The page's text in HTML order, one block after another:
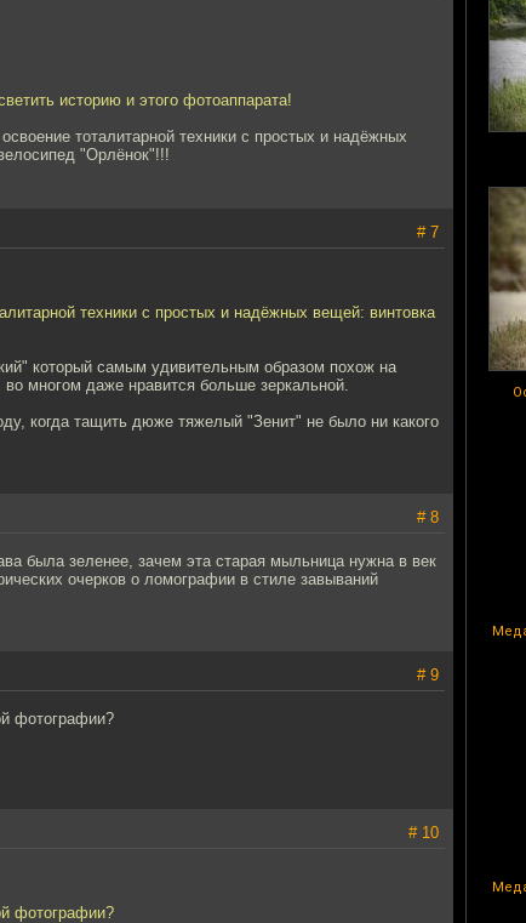
историю и этого фотоаппарата!
тоталитарной техники с простых и надёжных
"Орлёнок"!!!
# 7
техники с простых и надёжных вещей: винтовка
который самым удивительным образом похож на
многом даже нравится больше зеркальной.
когда тащить дюже тяжелый "Зенит" не было ни какого
# 8
была зеленее, зачем эта старая мыльница нужна в век
очерков о ломографии в стиле завываний
# 9
фотографии?
# 10
фотографии?